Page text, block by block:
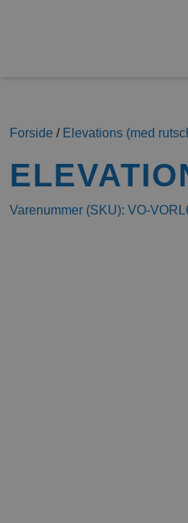
Forside / Elevations (med
Varenummer (SKU): VO-